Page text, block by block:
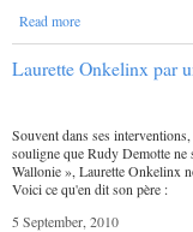
Read more
Laurette Onkelinx par
Souvent dans ses
souligne que Rudy Demotte ne
Wallonie », Laurette Onkelinx
Voici ce qu'en dit son père :
5 September, 2010